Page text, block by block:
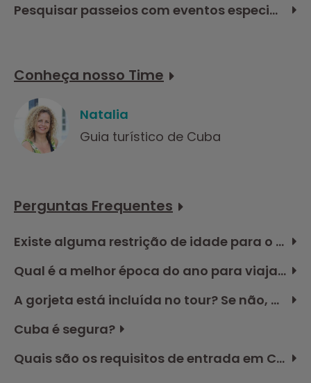
Pesquisar passeios com eventos especiais
Conheça nosso Time
Natalia
Guia turístico de Cuba
Perguntas Frequentes
Existe alguma restrição de idade para o tour em Cuba?
Qual é a melhor época do ano para viajar a Cuba?
A gorjeta está incluída no tour? Se não, quanto devo reservar no orçamento?
Cuba é segura?
Quais são os requisitos de entrada em Cuba?